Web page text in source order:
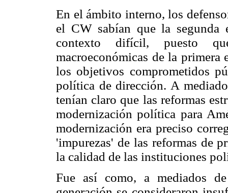
En el ámbito interno, los
el CW sabían que la segunda
contexto difícil, puesto
macroeconómicas de la
los objetivos comprometidos
política de dirección. A
tenían claro que las reformas
modernización política para
modernización era preciso
'impurezas' de las reformas de
la calidad de las instituciones
Fue así como, a mediados